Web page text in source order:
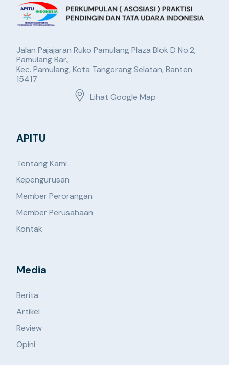
Jalan Pajajaran Ruko Pamulang Plaza Blok D No.2,
Pamulang Bar.,
Kec. Pamulang, Kota Tangerang Selatan, Banten
15417
Lihat Google Map
APITU
Tentang Kami
Kepengurusan
Member Perorangan
Member Perusahaan
Kontak
Media
Berita
Artikel
Review
Opini